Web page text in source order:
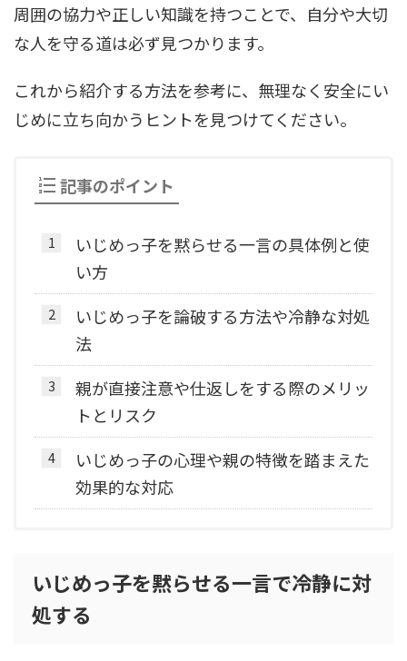
周囲の協力や正しい知識を持つことで、自分や大切
な人を守る道は必ず見つかります。
これから紹介する方法を参考に、無理なく安全にい
じめに立ち向かうヒントを見つけてください。
記事のポイント
いじめっ子を黙らせる一言の具体例と使
い方
いじめっ子を論破する方法や冷静な対処
法
親が直接注意や仕返しをする際のメリッ
トとリスク
いじめっ子の心理や親の特徴を踏まえた
効果的な対応
いじめっ子を黙らせる一言で冷静に対
処する